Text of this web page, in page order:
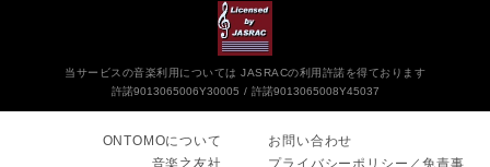
当サービスの音楽利用については JASRACの利用許諾を得ております
許諾9013065006Y30005
許諾9013065008Y45037
ONTOMOについて
音楽之友社
お問い合わせ
プライバシーポリシー／免責事